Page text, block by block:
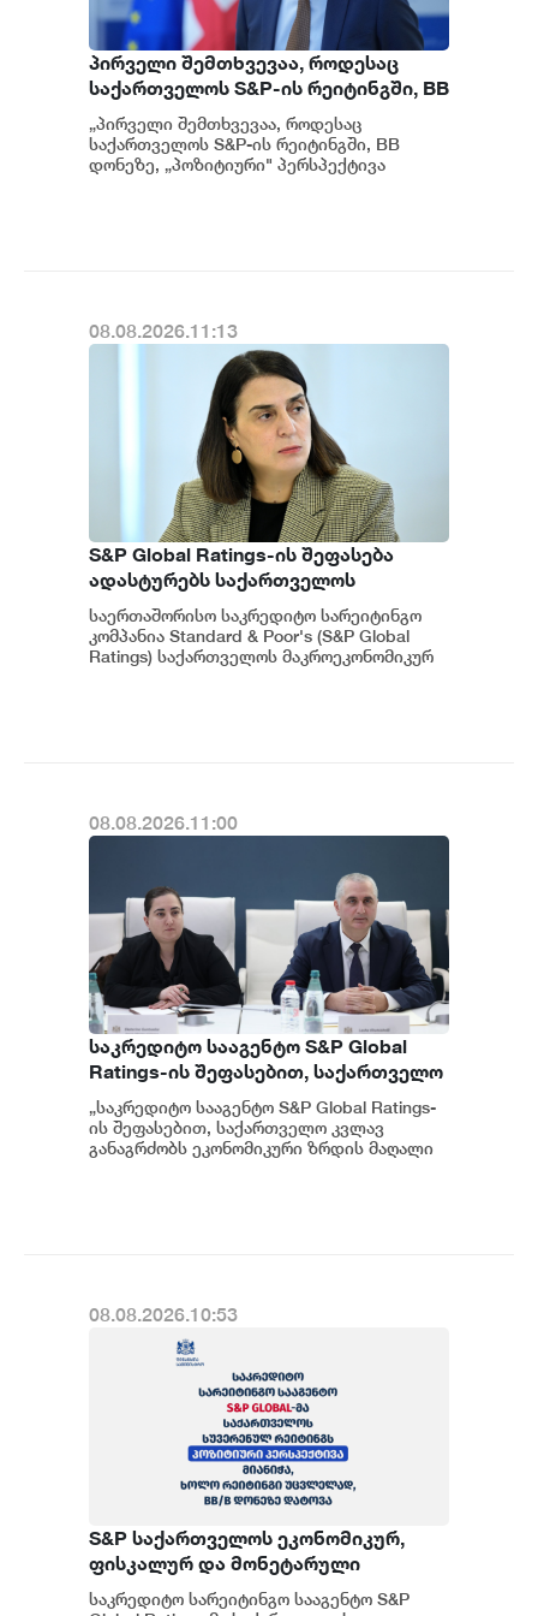
პირველი შემთხვევაა, როდესაც
საქართველოს S&P-ის რეიტინგში, BB
დონეზე „პოზიტიური" პერსპექტივა
მიენიჭა - პერსპექტივის
გაუმჯობესება კიდევ ერთხელ
„პირველი შემთხვევაა, როდესაც
საქართველოს S&P-ის რეიტინგში, BB
დონეზე, „პოზიტიური" პერსპექტივა
08.08.2026.11:13
S&P Global Ratings-ის შეფასება
ადასტურებს საქართველოს
ეკონომიკის მდგრადობასა და
ეროვნული ბანკის პოლიტიკის
ეფექტიანობას - ეკატერინე მიქაბაძე
საერთაშორისო საკრედიტო სარეიტინგო
კომპანია Standard & Poor's (S&P Global
Ratings) საქართველოს მაკროეკონომიკურ
08.08.2026.11:00
საკრედიტო სააგენტო S&P Global
Ratings-ის შეფასებით, საქართველო
კვლავ განაგრძობს ეკონომიკური
ზრდის მაღალი მაჩვენებლებისა და
ჯანსაღი ფისკალური პოლიტიკის
„საკრედიტო სააგენტო S&P Global Ratings-
ის შეფასებით, საქართველო კვლავ
განაგრძობს ეკონომიკური ზრდის მაღალი
08.08.2026.10:53
S&P საქართველოს ეკონომიკურ,
ფისკალურ და მონეტარული
პოლიტიკის ჩარჩოს კვლავ
საკრედიტო სარეიტინგო სააგენტო S&P